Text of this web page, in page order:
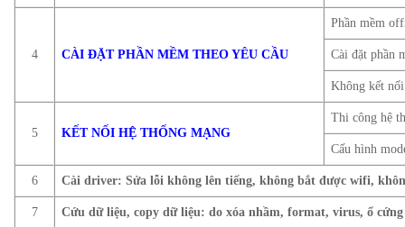
4 CÀI ĐẶT PHẦN MỀM THEO YÊU CẦU
Phần mềm
Cài đặt phần
Không kết
5 KẾT NỐI HỆ THỐNG MẠNG
Thi công hệ
Cấu hình
6 Cài driver: Sửa lỗi không lên tiếng, không bắt được wifi,
7 Cứu dữ liệu, copy dữ liệu: do xóa nhầm, format, virus, ổ